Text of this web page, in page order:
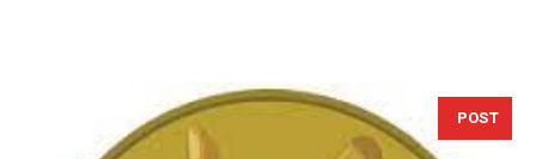
POST